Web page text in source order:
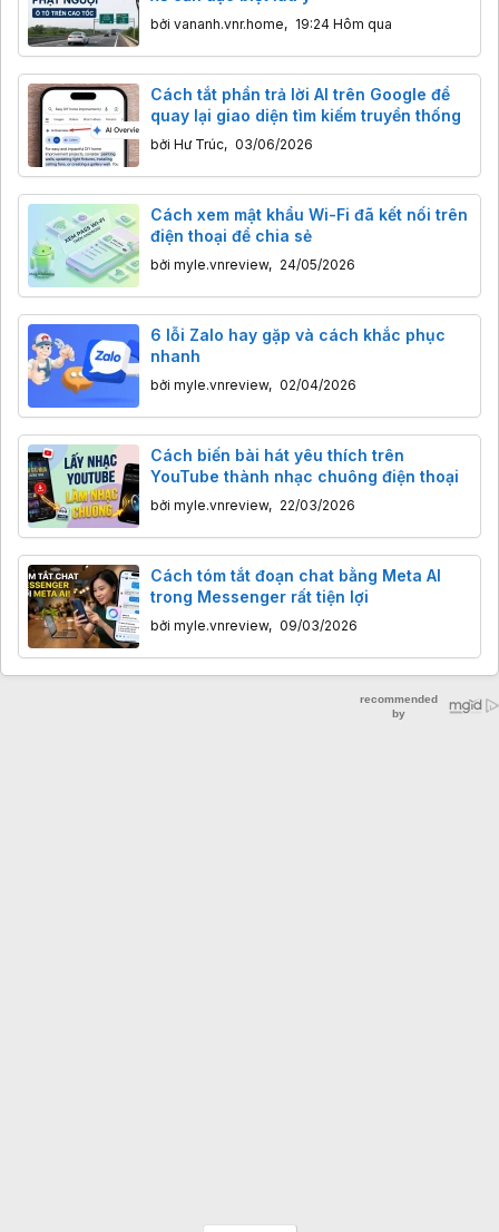
bởi vananh.vnr.home, 19:24 Hôm qua
Cách tắt phần trả lời AI trên Google để
quay lại giao diện tìm kiếm truyền thống
bởi Hư Trúc, 03/06/2026
Cách xem mật khẩu Wi-Fi đã kết nối trên
điện thoại để chia sẻ
bởi myle.vnreview, 24/05/2026
6 lỗi Zalo hay gặp và cách khắc phục
nhanh
bởi myle.vnreview, 02/04/2026
Cách biến bài hát yêu thích trên
YouTube thành nhạc chuông điện thoại
bởi myle.vnreview, 22/03/2026
Cách tóm tắt đoạn chat bằng Meta AI
trong Messenger rất tiện lợi
bởi myle.vnreview, 09/03/2026